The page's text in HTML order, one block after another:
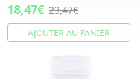
18,47€ 23,47€
AJOUTER AU PANIER